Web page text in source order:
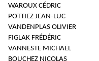
WAROUX CÉDRIC
POTTIEZ JEAN-LUC
VANDENPLAS OLIVIER
FIGLAK FRÉDÉRIC
VANNESTE MICHAËL
BOUCHEZ NICOLAS